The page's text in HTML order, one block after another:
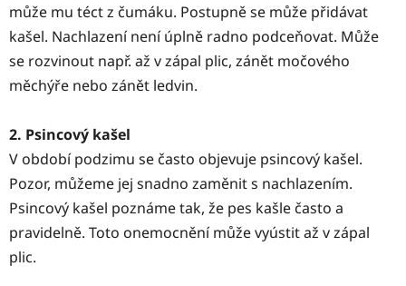
může mu téct z čumáku. Postupně se může přidávat
kašel. Nachlazení není úplně radno podceňovat. Může
se rozvinout např. až v zápal plic, zánět močového
měchýře nebo zánět ledvin.
2. Psincový kašel
V období podzimu se často objevuje psincový kašel.
Pozor, můžeme jej snadno zaměnit s nachlazením.
Psincový kašel poznáme tak, že pes kašle často a
pravidelně. Toto onemocnění může vyústit až v zápal
plic.